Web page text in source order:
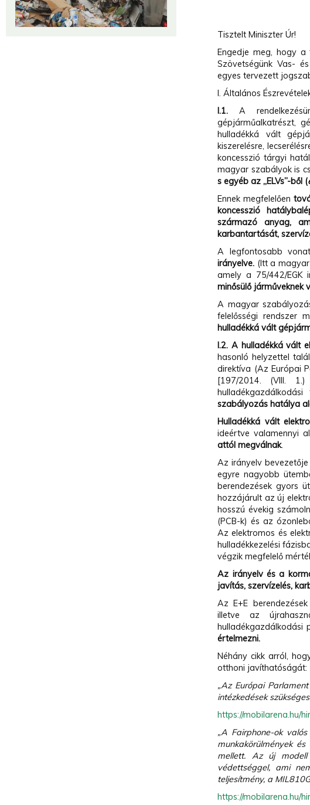
Tisztelt Miniszter Úr!
Engedje meg, hogy a
Szövetségünk Vas-
egyes tervezett
I. Általános
I.1. A
gépjárműalkatrészt,
hulladékká vált
kiszerelésre,
koncesszió tárgyi
magyar szabályok is
s egyéb az „ELVs”-ből (
Ennek megfelelően
koncesszió
származó anyag,
karbantartását,
A legfontosabb
irányelve. (Itt a
amely a 75/442/EGK
minősülő járműveknek
A magyar
felelősségi rendszer
hulladékká vált
I.2. A hulladékká vált
hasonló helyzettel
direktíva (Az Európai
[197/2014. (VIII. 1.)
szabályozás hatálya
Hulladékká vált
ideértve valamennyi
attól megválnak.
Az irányelv
egyre nagyobb
berendezések gyors
hozzájárult az új
hosszú évekig
(PCB-k) és az
Az elektromos és
hulladékkezelési
végzik megfelelő
Az irányelv és a
javítás, szervízelés,
Az E+E
illetve az
hulladékgazdálkodási
értelmezni.
Néhány cikk arról,
otthoni javíthatóságát:
„Az Európai
intézkedések
https://mobilarena.hu/
„A Fairphone-ok
munkakörülmények
mellett. Az új modell
védettséggel, ami
teljesítmény, a
https://mobilarena.hu/